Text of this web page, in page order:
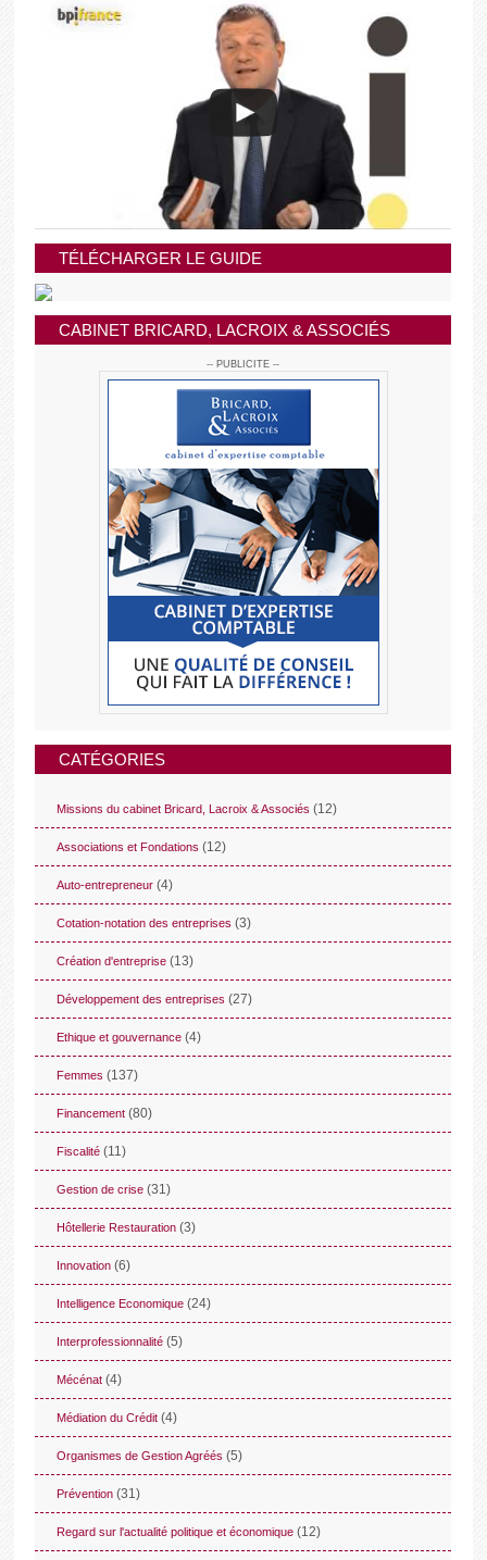
TÉLÉCHARGER LE GUIDE
CABINET BRICARD, LACROIX & ASSOCIÉS
-- PUBLICITE --
CATÉGORIES
Missions du cabinet Bricard, Lacroix & Associés (12)
Associations et Fondations (12)
Auto-entrepreneur (4)
Cotation-notation des entreprises (3)
Création d'entreprise (13)
Développement des entreprises (27)
Ethique et gouvernance (4)
Femmes (137)
Financement (80)
Fiscalité (11)
Gestion de crise (31)
Hôtellerie Restauration (3)
Innovation (6)
Intelligence Economique (24)
Interprofessionnalité (5)
Mécénat (4)
Médiation du Crédit (4)
Organismes de Gestion Agréés (5)
Prévention (31)
Regard sur l'actualité politique et économique (12)